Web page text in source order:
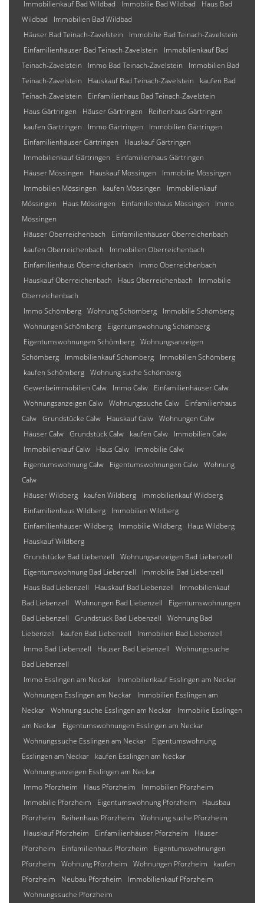
Immobilienkauf Bad Wildbad
Immobilie Bad Wildbad
Haus Bad
Wildbad
Immobilien Bad Wildbad
Häuser Bad Teinach-Zavelstein
Immobilie Bad Teinach-Zavelstein
Einfamilienhäuser Bad Teinach-Zavelstein
Immobilienkauf Bad
Teinach-Zavelstein
Immo Bad Teinach-Zavelstein
Immobilien Bad
Teinach-Zavelstein
Hauskauf Bad Teinach-Zavelstein
kaufen Bad
Teinach-Zavelstein
Einfamilienhaus Bad Teinach-Zavelstein
Haus Gärtringen
Häuser Gärtringen
Reihenhaus Gärtringen
kaufen Gärtringen
Immo Gärtringen
Immobilien Gärtringen
Einfamilienhäuser Gärtringen
Hauskauf Gärtringen
Immobilienkauf Gärtringen
Einfamilienhaus Gärtringen
Häuser Mössingen
Hauskauf Mössingen
Immobilie Mössingen
Immobilien Mössingen
kaufen Mössingen
Immobilienkauf
Mössingen
Haus Mössingen Einfamilienhaus Mössingen
Immo
Mössingen
Häuser Oberreichenbach
Einfamilienhäuser Oberreichenbach
kaufen Oberreichenbach
Immobilien Oberreichenbach
Einfamilienhaus Oberreichenbach
Immo Oberreichenbach
Hauskauf Oberreichenbach
Haus Oberreichenbach
Immobilie
Oberreichenbach
Immo Schömberg Wohnung Schömberg
Immobilie Schömberg
Wohnungen Schömberg
Eigentumswohnung Schömberg
Eigentumswohnungen Schömberg Wohnungsanzeigen
Schömberg
Immobilienkauf Schömberg
Immobilien Schömberg
kaufen Schömberg Wohnung suche Schömberg
Gewerbeimmobilien Calw
Immo Calw
Einfamilienhäuser Calw
Wohnungsanzeigen Calw Wohnungssuche Calw
Einfamilienhaus
Calw Grundstücke Calw Hauskauf Calw Wohnungen Calw
Häuser Calw Grundstück Calw kaufen Calw
Immobilien Calw
Immobilienkauf Calw
Haus Calw
Immobilie Calw
Eigentumswohnung Calw
Eigentumswohnungen Calw Wohnung
Calw
Häuser Wildberg
kaufen Wildberg
Immobilienkauf Wildberg
Einfamilienhaus Wildberg
Immobilien Wildberg
Einfamilienhäuser Wildberg
Immobilie Wildberg
Haus Wildberg
Hauskauf Wildberg
Grundstücke Bad Liebenzell
Wohnungsanzeigen Bad Liebenzell
Eigentumswohnung Bad Liebenzell
Immobilie Bad Liebenzell
Haus Bad Liebenzell
Hauskauf Bad Liebenzell
Immobilienkauf
Bad Liebenzell
Wohnungen Bad Liebenzell
Eigentumswohnungen
Bad Liebenzell
Grundstück Bad Liebenzell
Wohnung Bad
Liebenzell
kaufen Bad Liebenzell
Immobilien Bad Liebenzell
Immo Bad Liebenzell
Häuser Bad Liebenzell
Wohnungssuche
Bad Liebenzell
Immo Esslingen am Neckar
Immobilienkauf Esslingen am Neckar
Wohnungen Esslingen am Neckar
Immobilien Esslingen am
Neckar Wohnung suche Esslingen am Neckar
Immobilie Esslingen
am Neckar
Eigentumswohnungen Esslingen am Neckar
Wohnungssuche Esslingen am Neckar
Eigentumswohnung
Esslingen am Neckar
kaufen Esslingen am Neckar
Wohnungsanzeigen Esslingen am Neckar
Immo Pforzheim
Haus Pforzheim
Immobilien Pforzheim
Immobilie Pforzheim
Eigentumswohnung Pforzheim
Hausbau
Pforzheim
Reihenhaus Pforzheim
Wohnung suche Pforzheim
Hauskauf Pforzheim
Einfamilienhäuser Pforzheim
Häuser
Pforzheim
Einfamilienhaus Pforzheim
Eigentumswohnungen
Pforzheim
Wohnung Pforzheim Wohnungen Pforzheim
kaufen
Pforzheim
Neubau Pforzheim
Immobilienkauf Pforzheim
Wohnungssuche Pforzheim